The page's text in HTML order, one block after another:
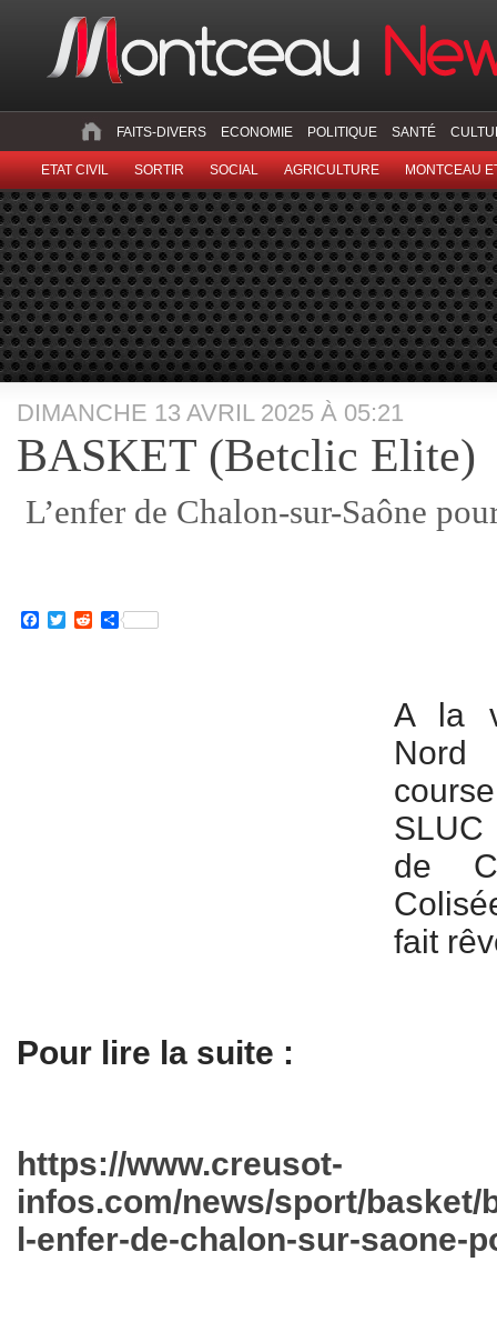
FAITS-DIVERS ECONOMIE POLITIQUE SANTÉ
ETAT CIVIL SORTIR SOCIAL AGRICULTURE MONTCEAU
DIMANCHE 13 AVRIL 2025 À 05:21
BASKET (Betclic Elite)
L’enfer de Chalon-sur-Saône
Facebook
TwitterRedditPartager
A la
SLUC
de
fait
Pour lire la suite :
https://www.creusot-
infos.com/news/sport/
l-enfer-de-chalon-sur-saone-